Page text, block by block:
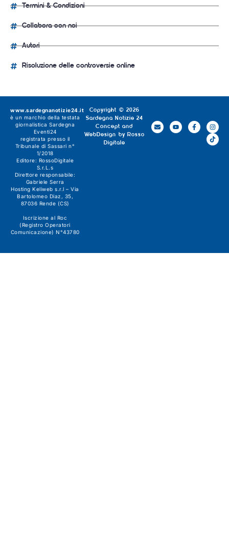
Termini & Condizioni
Collabora con noi
Autori
Risoluzione delle controversie online
Copyright © 2026
Sardegna Notizie 24
Concept and
WebDesign by Rosso
Digitale
www.sardegnanotizie24.it
è un marchio della testata
giornalistica Sardegna
Eventi24
registrata presso il
Tribunale di Sassari n°
1/2018
Editore: RossoDigitale
S.r.L.s
Direttore responsabile:
Gabriele Serra
Hosting Keliweb s.r.l – Via
Bartolomeo Diaz, 35,
87036 Rende (CS)
Iscrizione al Roc
(Registro Operatori
Comunicazione) N°43780